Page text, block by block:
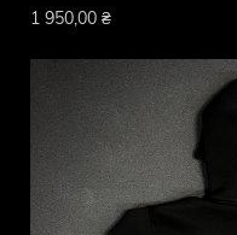
1 950,00 ₴